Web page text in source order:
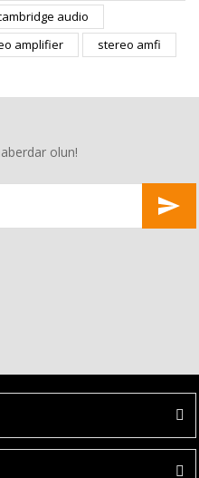
audio
amplifier stereo amfi
olun!